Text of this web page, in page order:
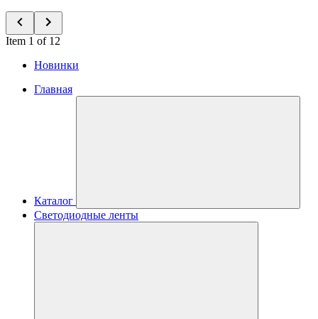
Item 1 of 12
Новинки
Главная
Каталог
Светодиодные ленты